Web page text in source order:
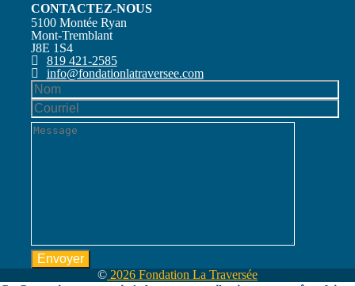
CONTACTEZ-NOUS
5100 Montée Ryan
Mont-Tremblant
J8E 1S4
819 421-2585
info@fondationlatraversee.com
© 2026 Fondation La Traversée